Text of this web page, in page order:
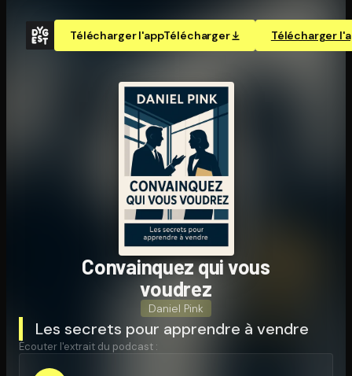
Télécharger l'appTélécharger Télécharger
Convainquez qui vous
voudrez
Daniel Pink
Les secrets pour apprendre à vendre
Écouter l'extrait du podcast :